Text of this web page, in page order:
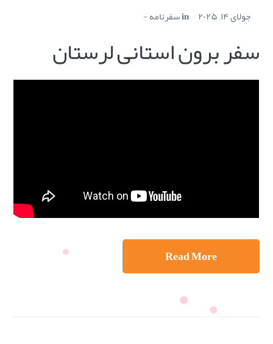
جولای ۱۴, ۲۰۲۵ inسفرنامه
سفر برون استانی لرستان
Read More